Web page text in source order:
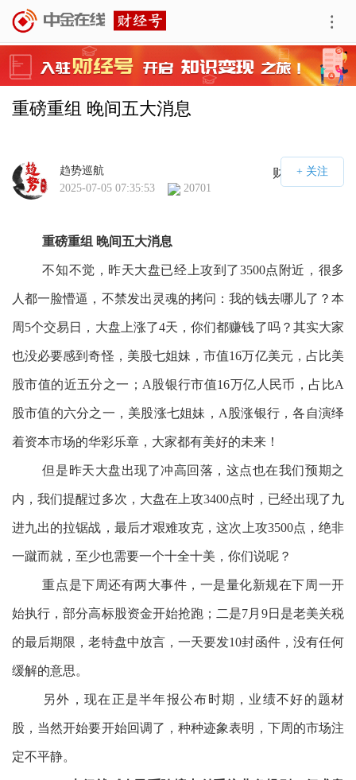
重磅重组 晚间五大消息
财经号APP
趋势巡航
2025-07-05 07:35:53
20701
重磅重组 晚间五大消息
不知不觉，昨天大盘已经上攻到了3500点附近，很多
人都一脸懵逼，不禁发出灵魂的拷问：我的钱去哪儿了？本
周5个交易日，大盘上涨了4天，你们都赚钱了吗？其实大家
也没必要感到奇怪，美股七姐妹，市值16万亿美元，占比美
股市值的近五分之一；A股银行市值16万亿人民币，占比A
股市值的六分之一，美股涨七姐妹，A股涨银行，各自演绎
着资本市场的华彩乐章，大家都有美好的未来！
但是昨天大盘出现了冲高回落，这点也在我们预期之
内，我们提醒过多次，大盘在上攻3400点时，已经出现了九
进九出的拉锯战，最后才艰难攻克，这次上攻3500点，绝非
一蹴而就，至少也需要一个十全十美，你们说呢？
重点是下周还有两大事件，一是量化新规在下周一开
始执行，部分高标股资金开始抢跑；二是7月9日是老美关税
的最后期限，老特盘中放言，一天要发10封函件，没有任何
缓解的意思。
另外，现在正是半年报公布时期，业绩不好的题材
股，当然开始要开始回调了，种种迹象表明，下周的市场注
定不平静。